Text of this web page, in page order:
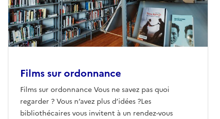
Films sur ordonnance
Films sur ordonnance Vous ne savez pas quoi
regarder ? Vous n’avez plus d’idées ?Les
bibliothécaires vous invitent à un rendez-vous